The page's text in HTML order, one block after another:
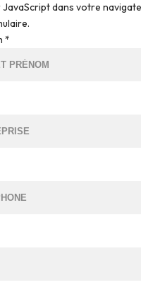
JavaScript dans votre
*